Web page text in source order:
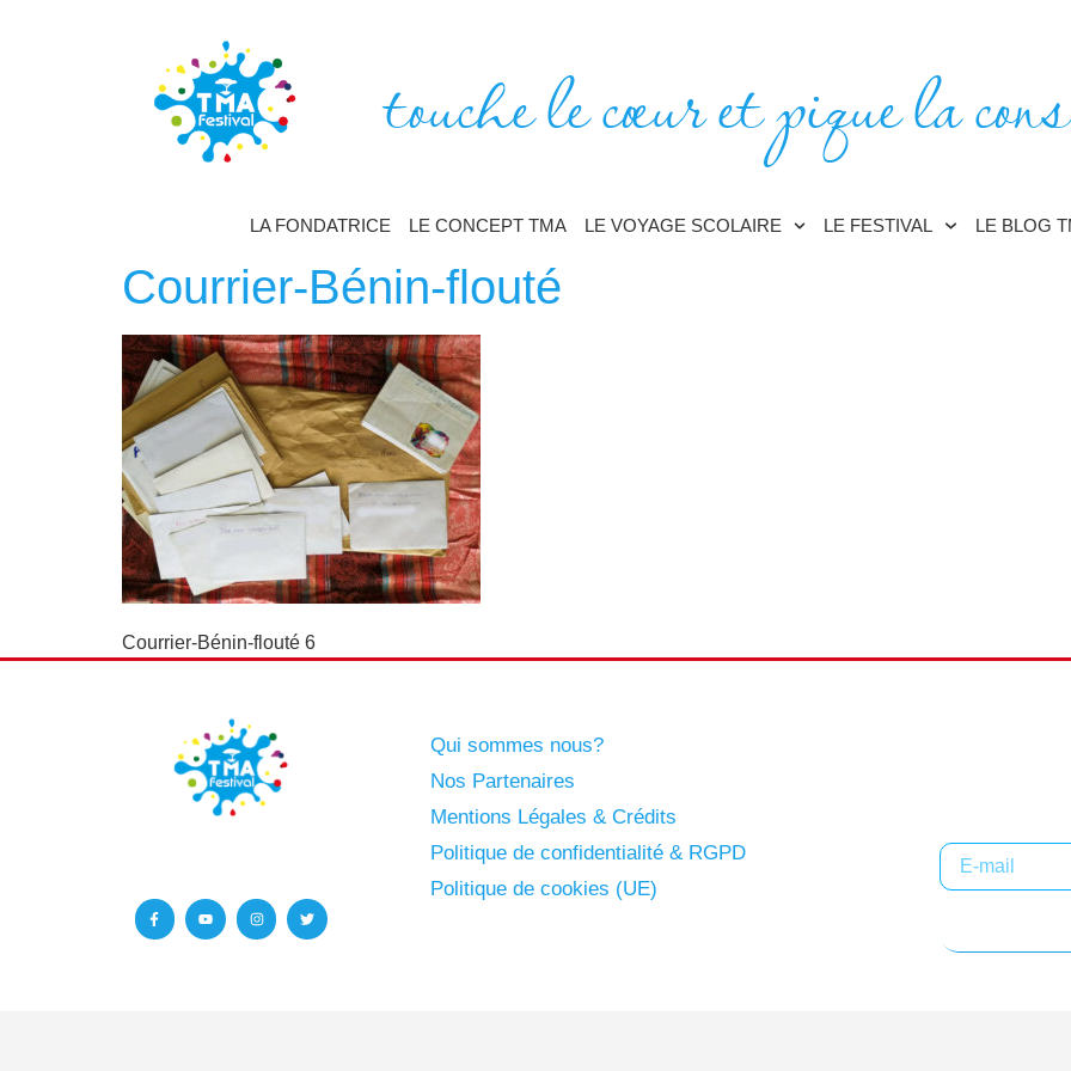
touche le cœur et pique la
LA FONDATRICE LE CONCEPT TMA LE VOYAGE SCOLAIRE LE FESTIVAL LE BLOG
Courrier-Bénin-flouté
Courrier-Bénin-flouté 6
Qui sommes nous?
Nos Partenaires
Mentions Légales & Crédits
Politique de confidentialité & RGPD
Politique de cookies (UE)